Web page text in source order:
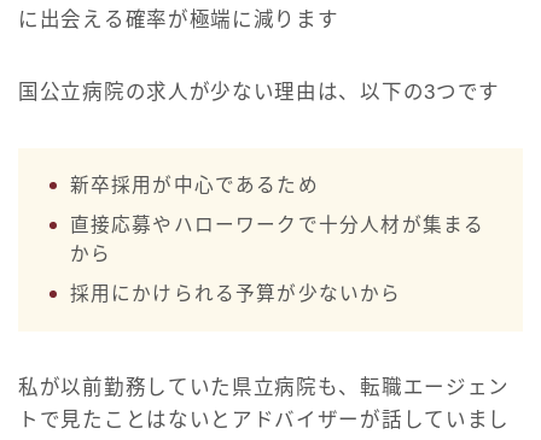
に出会える確率が極端に減ります
国公立病院の求人が少ない理由は、以下の3つです
新卒採用が中心であるため
直接応募やハローワークで十分人材が集まる
から
採用にかけられる予算が少ないから
私が以前勤務していた県立病院も、転職エージェン
トで見たことはないとアドバイザーが話していまし